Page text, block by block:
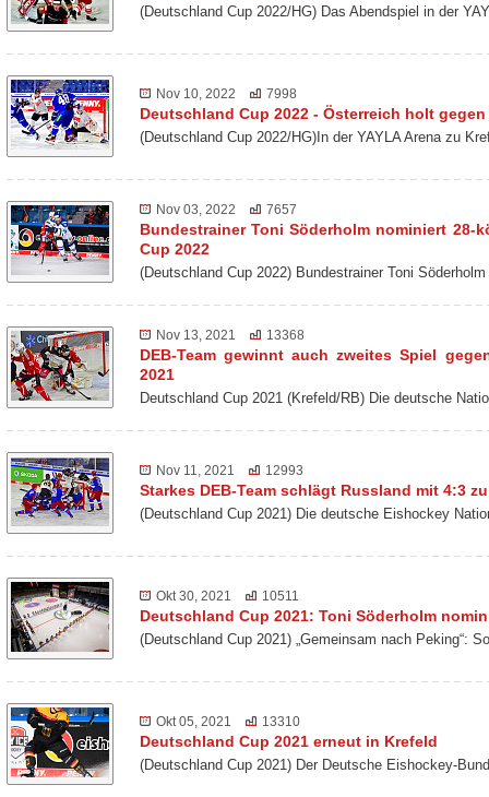
(Deutschland Cup 2022/HG) Das Abendspiel in der
Nov 10, 2022 7998
Deutschland Cup 2022 - Österreich holt
(Deutschland Cup 2022/HG)In der YAYLA Arena zu
Nov 03, 2022 7657
Bundestrainer Toni Söderholm nominiert
Cup 2022
(Deutschland Cup 2022) Bundestrainer Toni
Nov 13, 2021 13368
DEB-Team gewinnt auch zweites Spiel
2021
Deutschland Cup 2021 (Krefeld/RB) Die deutsche
Nov 11, 2021 12993
Starkes DEB-Team schlägt Russland mit 4:3
(Deutschland Cup 2021) Die deutsche Eishockey
Okt 30, 2021 10511
Deutschland Cup 2021: Toni Söderholm
(Deutschland Cup 2021) „Gemeinsam nach Peking“:
Okt 05, 2021 13310
Deutschland Cup 2021 erneut in Krefeld
(Deutschland Cup 2021) Der Deutsche Eishockey-